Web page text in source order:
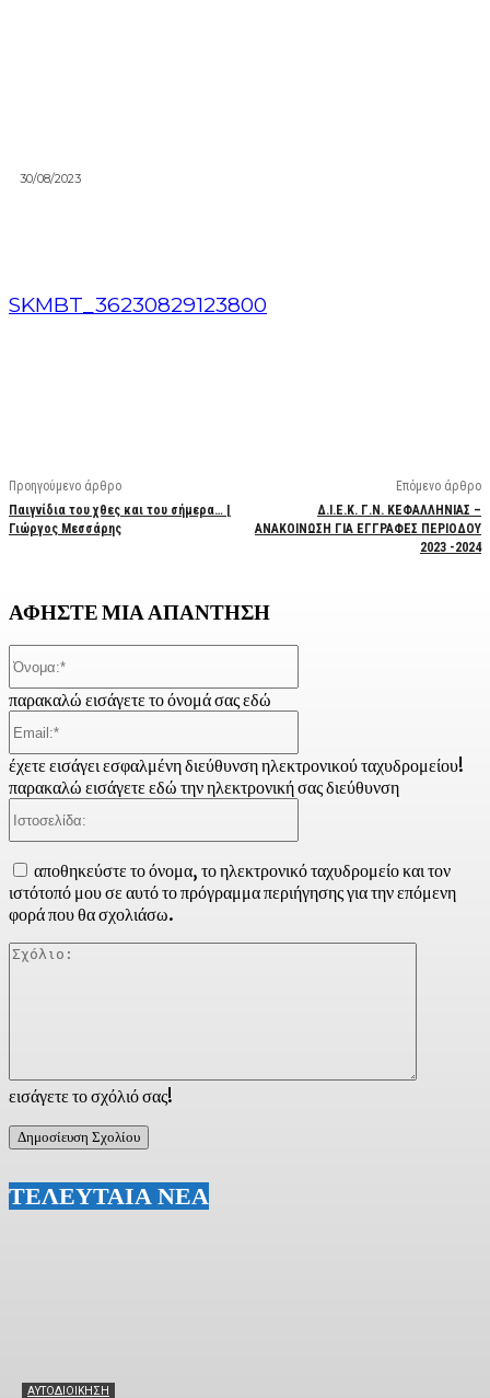
30/08/2023
SKMBT_36230829123800
Προηγούμενο άρθρο
Παιγνίδια του χθες και του σήμερα… |
Γιώργος Μεσσάρης
Επόμενο άρθρο
Δ.Ι.Ε.Κ. Γ.Ν. ΚΕΦΑΛΛΗΝΙΑΣ –
ΑΝΑΚΟΙΝΩΣΗ ΓΙΑ ΕΓΓΡΑΦΕΣ ΠΕΡΙΟΔΟΥ
2023 -2024
ΑΦΗΣΤΕ ΜΙΑ ΑΠΑΝΤΗΣΗ
εισάγετε το σχόλιό σας!
παρακαλώ εισάγετε το όνομά σας εδώ
έχετε εισάγει εσφαλμένη διεύθυνση ηλεκτρονικού ταχυδρομείου!
παρακαλώ εισάγετε εδώ την ηλεκτρονική σας διεύθυνση
αποθηκεύστε το όνομα, το ηλεκτρονικό ταχυδρομείο και τον
ιστότοπό μου σε αυτό το πρόγραμμα περιήγησης για την επόμενη
φορά που θα σχολιάσω.
ΤΕΛΕΥΤΑΙΑ ΝΕΑ
ΑΥΤΟΔΙΟΙΚΗΣΗ